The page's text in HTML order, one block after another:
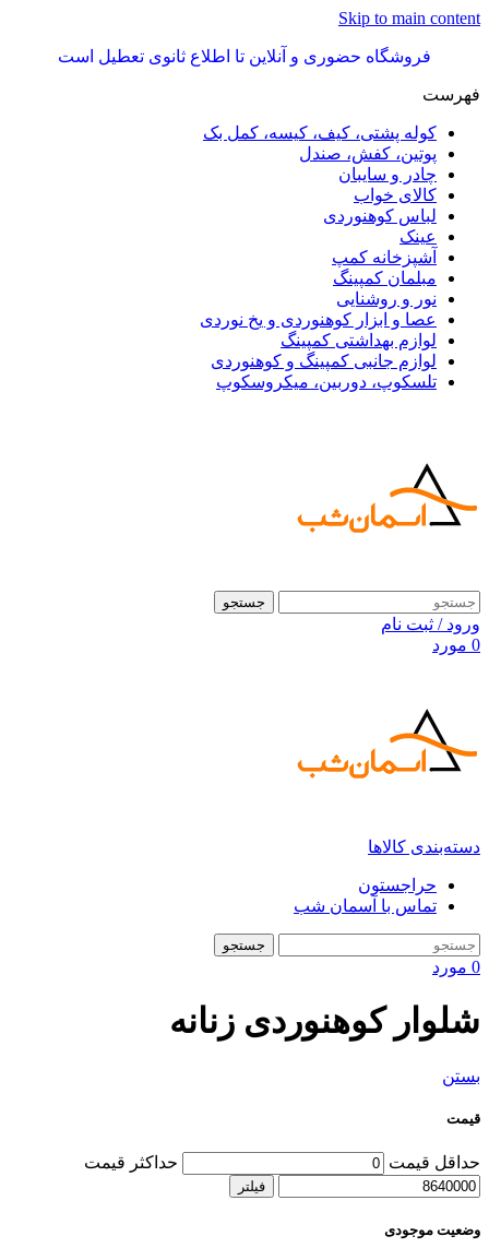
Skip to main content
فروشگاه حضوری و آنلاین تا اطلاع ثانوی تعطیل است
فهرست
کوله پشتی، کیف، کیسه، کمل بک
پوتین، کفش، صندل
چادر و سایبان
کالای خواب
لباس کوهنوردی
عینک
آشپزخانه کمپ
مبلمان کمپینگ
نور و روشنایی
عصا و ابزار کوهنوردی و یخ نوردی
لوازم بهداشتی کمپینگ
لوازم جانبی کمپینگ و کوهنوردی
تلسکوپ، دوربین، میکروسکوپ
جستجو
ورود / ثبت نام
0 مورد
دسته‌بندی کالاها
حراجستون
تماس با آسمان شب
جستجو
0 مورد
شلوار کوهنوردی زنانه
بستن
قیمت
حداقل قیمت حداکثر قیمت
فیلتر
وضعیت موجودی